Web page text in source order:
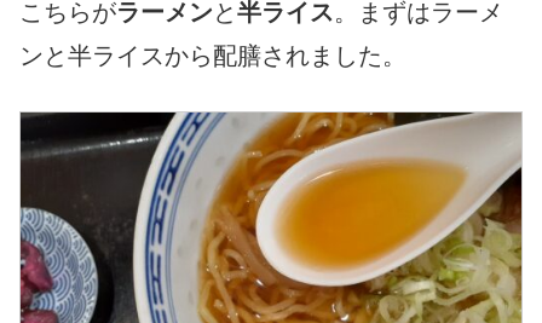
こちらがラーメンと半ライス。まずはラーメ
ンと半ライスから配膳されました。